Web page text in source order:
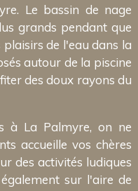
Le bassin de nage
grands pendant que
de l'eau dans la
autour de la piscine
des doux rayons du
à La Palmyre, on ne
accueille vos chères
des activités ludiques
sur l'aire de